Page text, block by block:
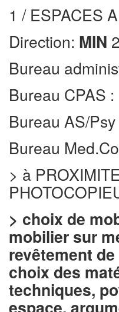
1 / ESPACES
Direction: MIN
Bureau
Bureau CPAS :
Bureau AS/
Bureau
> à
> choix de
mobilier sur
revêtement
choix des
techniques,
espace,